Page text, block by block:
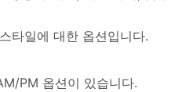
타일에 대한 옵션입니다.
PM 옵션이 있습니다.